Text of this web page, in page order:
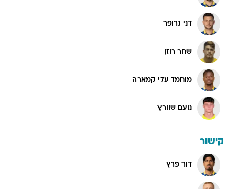
דני גרופר
שחר רוזן
מוחמד עלי קמארה
נועם שוורץ
קישור
דור פרץ